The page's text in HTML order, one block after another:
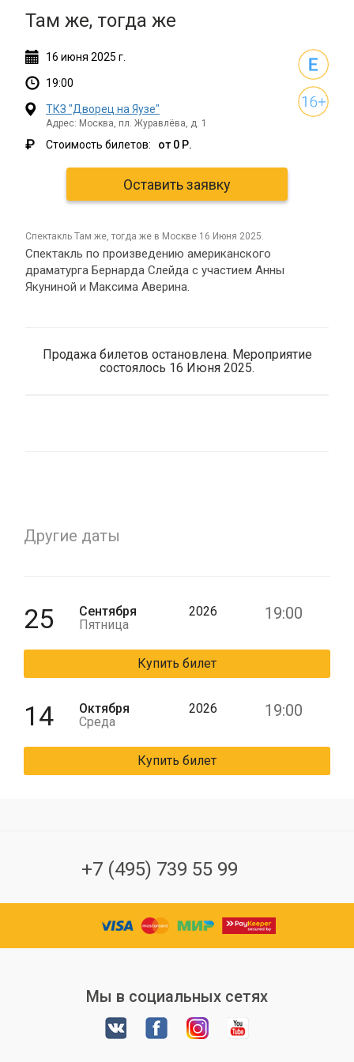
Там же, тогда же
16 июня 2025 г.
19:00
ТКЗ "Дворец на Яузе"
Адрес: Москва, пл. Журавлёва, д. 1
₽ Стоимость билетов: от 0 Р.
Оставить заявку
спектакль Там же, тогда же в Москве 16 Июня 2025.
Спектакль по произведению американского
драматурга Бернарда Слейда с участием Анны
Якуниной и Максима Аверина.
Продажа билетов остановлена. Мероприятие
состоялось 16 Июня 2025.
Другие даты
25
Сентября
Пятница
2026 19:00
Купить билет
14
Октября
Среда
2026 19:00
Купить билет
+7 (495) 739 55 99
Мы в социальных сетях